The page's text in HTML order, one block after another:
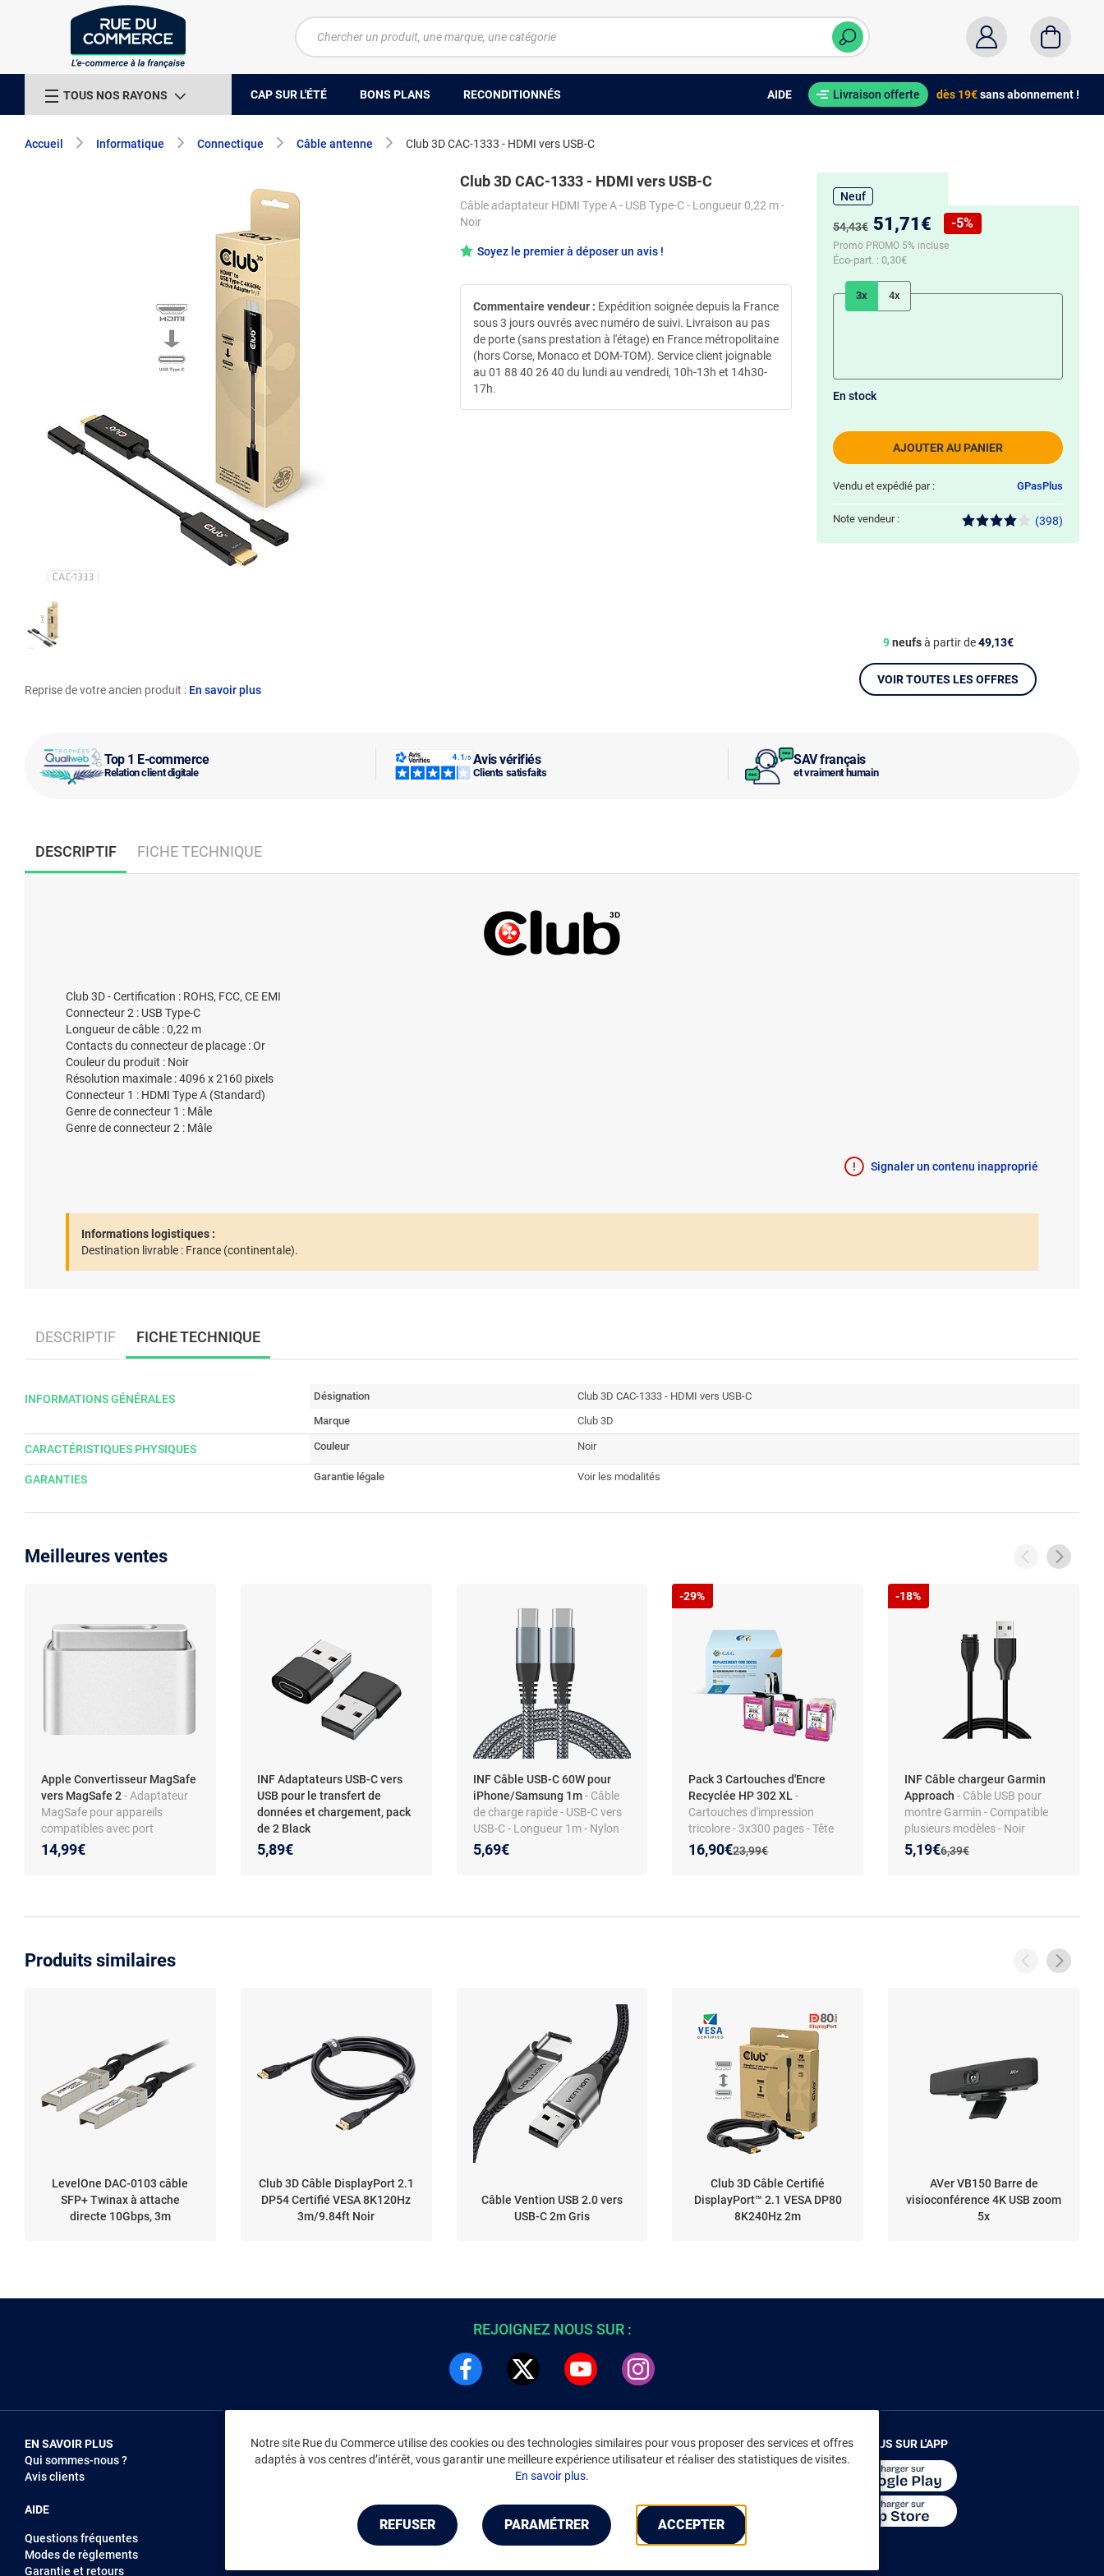
TOUS NOS RAYONS CAP SUR L'ÉTÉ BONS PLANS RECONDITIONNÉS AIDE Livraison offerte dès 19€sans abonnement !
Accueil Informatique Connectique Câble antenne Club 3D CAC-1333 - HDMI vers USB-C
Top 1 E-commerce
Relation client digitale
Avis vérifiés
Clients satisfaits
SAV français
et vraiment humain
Reprise de votre ancien produit : En savoir plus
Club 3D CAC-1333 - HDMI vers USB-C
Câble adaptateur HDMI Type A - USB Type-C - Longueur 0,22 m -
Noir
Soyez le premier à déposer un avis !
Commentaire vendeur : Expédition soignée depuis la France
sous 3 jours ouvrés avec numéro de suivi. Livraison au pas
de porte (sans prestation à l'étage) en France métropolitaine
(hors Corse, Monaco et DOM-TOM). Service client joignable
au 01 88 40 26 40 du lundi au vendredi, 10h-13h et 14h30-
17h.
Neuf
Ancien prix :
54,43€ Nouveau prix :
51,71€
Réduction de :
-5%
Promo PROMO 5% incluse
Éco-part. : 0,30€
3x 4x
AJOUTER AU PANIER
En stock
Vendu et expédié par : GPasPlus
Note vendeur : (398)
9neufsà partir de49,13€
VOIR TOUTES LES OFFRES
DESCRIPTIF FICHE TECHNIQUE
Club 3D - Certification : ROHS, FCC, CE EMI
Connecteur 2 : USB Type-C
Longueur de câble : 0,22 m
Contacts du connecteur de placage : Or
Couleur du produit : Noir
Résolution maximale : 4096 x 2160 pixels
Connecteur 1 : HDMI Type A (Standard)
Genre de connecteur 1 : Mâle
Genre de connecteur 2 : Mâle
Signaler un contenu inapproprié
Informations logistiques :
Destination livrable : France (continentale).
DESCRIPTIF FICHE TECHNIQUE
INFORMATIONS GÉNÉRALES Désignation
Club 3D CAC-1333 - HDMI vers USB-C
Marque
Club 3D
CARACTÉRISTIQUES PHYSIQUES Couleur Noir
GARANTIES Garantie légale Voir les modalités
Meilleures ventes
Apple Convertisseur MagSafe
vers MagSafe 2- Adaptateur
MagSafe pour appareils
compatibles avec port
MagSafe 2
14,99€
INF Adaptateurs USB-C vers
USB pour le transfert de
données et chargement, pack
de 2 Black
5,89€
INF Câble USB-C 60W pour
iPhone/Samsung 1m- Câble
de charge rapide - USB-C vers
USB-C - Longueur 1m - Nylon
sans enchevêtrement
5,69€
Pack 3 Cartouches d'Encre
Recyclée HP 302 XL-
Cartouches d'impression
tricolore - 3x300 pages - Tête
d'impression réutilisable
Ancien prix :
23,99€
Nouveau prix :
16,90€
Réduction de :
-29%
INF Câble chargeur Garmin
Approach- Câble USB pour
montre Garmin - Compatible
plusieurs modèles - Noir
Ancien prix :
6,39€
Nouveau prix :
5,19€
Réduction de :
-18%
Produits similaires
LevelOne DAC-0103 câble
SFP+ Twinax à attache
directe 10Gbps, 3m
Club 3D Câble DisplayPort 2.1
DP54 Certifié VESA 8K120Hz
3m/9.84ft Noir
Câble Vention USB 2.0 vers
USB-C 2m Gris
Club 3D Câble Certifié
DisplayPort™ 2.1 VESA DP80
8K240Hz 2m
AVer VB150 Barre de
visioconférence 4K USB zoom
5x
Notre site Rue du Commerce utilise des cookies ou des technologies similaires pour vous proposer des services et offres
adaptés à vos centres d’intérêt, vous garantir une meilleure expérience utilisateur et réaliser des statistiques de visites.
En savoir plus.
REFUSER PARAMÉTRER ACCEPTER
REJOIGNEZ NOUS SUR :
EN SAVOIR PLUS
Qui sommes-nous ?
Avis clients
AIDE
Questions fréquentes
Modes de règlements
Garantie et retours
NOUS REJOINDRE
Vendez sur RDC
INFORMATIONS LÉGALES
Environnement
CGV/CGU Marketplace
Gérer mes cookies
Mentions légales
Accessibilité : non conforme
RENDEZ-VOUS SUR L'APP